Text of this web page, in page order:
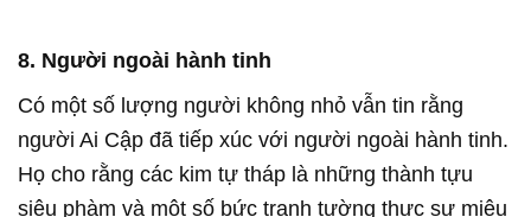
8. Người ngoài hành tinh
Có một số lượng người không nhỏ vẫn tin rằng
người Ai Cập đã tiếp xúc với người ngoài hành tinh.
Họ cho rằng các kim tự tháp là những thành tựu
siêu phàm và một số bức tranh tường thực sự miêu